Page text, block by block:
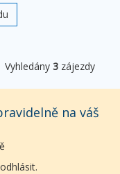
Vyhledány 3 zájezdy
na váš